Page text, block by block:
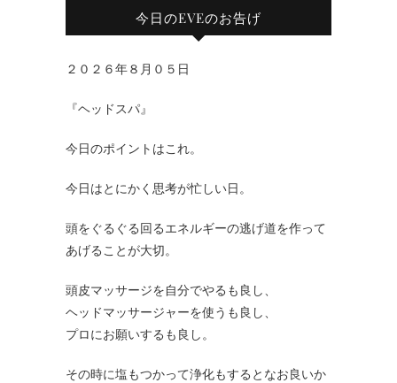
今日のEVEのお告げ
２０２６年８月０５日
『ヘッドスパ』
今日のポイントはこれ。
今日はとにかく思考が忙しい日。
頭をぐるぐる回るエネルギーの逃げ道を作って
あげることが大切。
頭皮マッサージを自分でやるも良し、
ヘッドマッサージャーを使うも良し、
プロにお願いするも良し。
その時に塩もつかって浄化もするとなお良いか